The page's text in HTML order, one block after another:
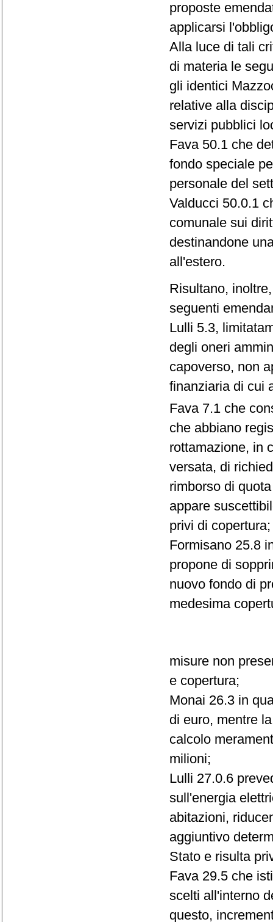
proposte
applicarsi
Alla luce di tali
di materia le
gli identici
relative alla
servizi pubblici
Fava 50.1 che
fondo speciale
personale del
Valducci 50.0.1
comunale sui
destinandone
all'estero.
Risultano,
seguenti
Lulli 5.3,
degli oneri
capoverso, non
finanziaria di cui
Fava 7.1 che
che abbiano
rottamazione, in
versata, di
rimborso di
appare
privi di copertura;
Formisano 25.8
propone di
nuovo fondo di
medesima
misure non
e copertura;
Monai 26.3 in
di euro, mentre
calcolo
milioni;
Lulli 27.0.6
sull'energia
abitazioni,
aggiuntivo
Stato e risulta
Fava 29.5 che
scelti all'interno
questo,